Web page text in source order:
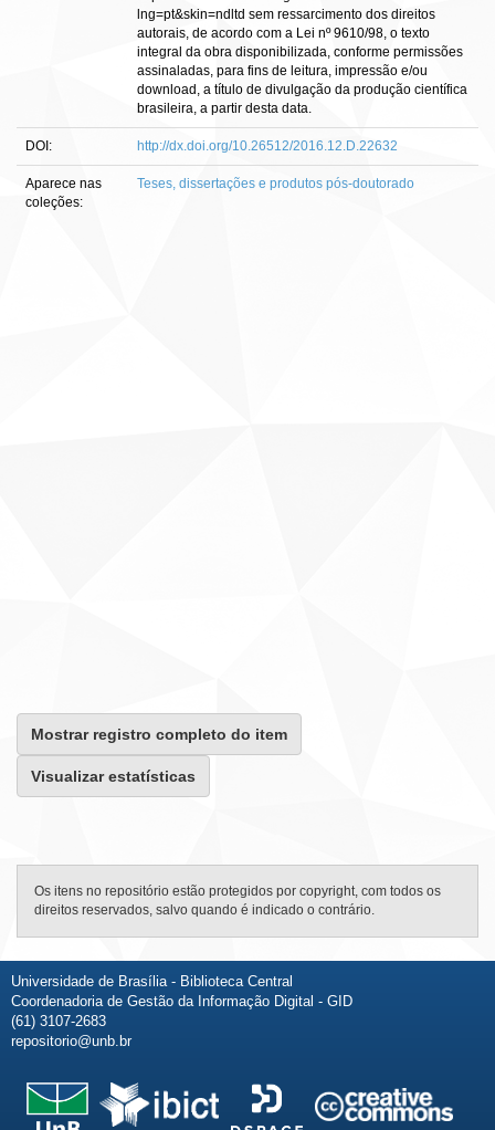
lng=pt&skin=ndltd sem ressarcimento dos direitos
autorais, de acordo com a Lei nº 9610/98, o texto
integral da obra disponibilizada, conforme permissões
assinaladas, para fins de leitura, impressão e/ou
download, a título de divulgação da produção científica
brasileira, a partir desta data.
DOI: http://dx.doi.org/10.26512/2016.12.D.22632
Aparece nas
coleções:
Teses, dissertações e produtos pós-doutorado
Mostrar registro completo do item
Visualizar estatísticas
Os itens no repositório estão protegidos por copyright, com todos os
direitos reservados, salvo quando é indicado o contrário.
Universidade de Brasília - Biblioteca Central
Coordenadoria de Gestão da Informação Digital - GID
(61) 3107-2683
repositorio@unb.br